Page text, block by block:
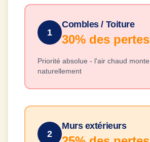
1
Combles / Toiture
30% des pertes
Priorité absolue - l'air chaud monte
naturellement
2
Murs extérieurs